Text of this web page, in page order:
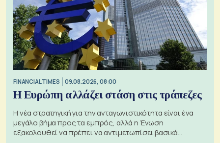
FINANCIAL TIMES 09.08.2026, 08:00
Η Ευρώπη αλλάζει στάση στις τράπεζες
Η νέα στρατηγική για την ανταγωνιστικότητα είναι ένα
μεγάλο βήμα προς τα εμπρός, αλλά η Ένωση
εξακολουθεί να πρέπει να αντιμετωπίσει βασικά